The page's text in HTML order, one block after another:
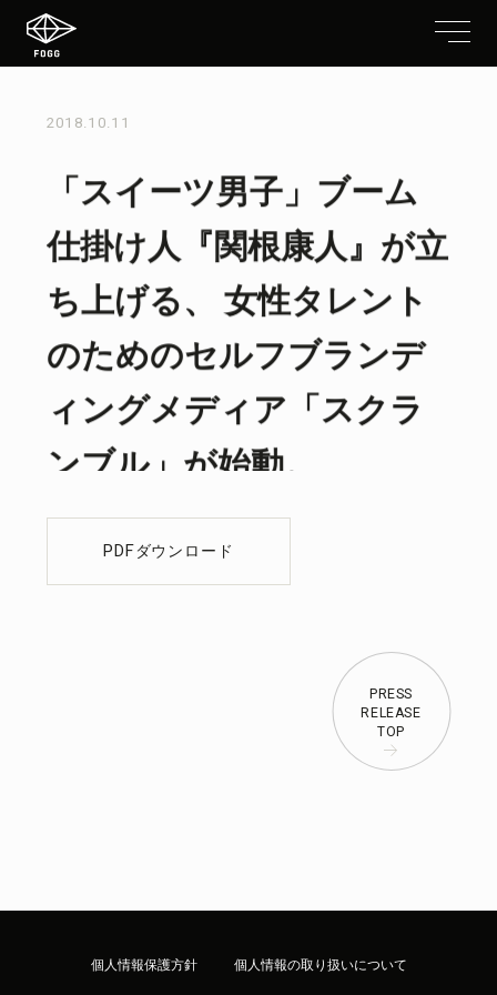
2018.10.11
「スイーツ男子」ブーム
仕掛け人『関根康人』が立
ち上げる、 女性タレント
のためのセルフブランデ
ィングメディア「スクラ
ンブル」が始動。
PDFダウンロード
PRESS
RELEASE
TOP
個人情報保護方針 個人情報の取り扱いについて